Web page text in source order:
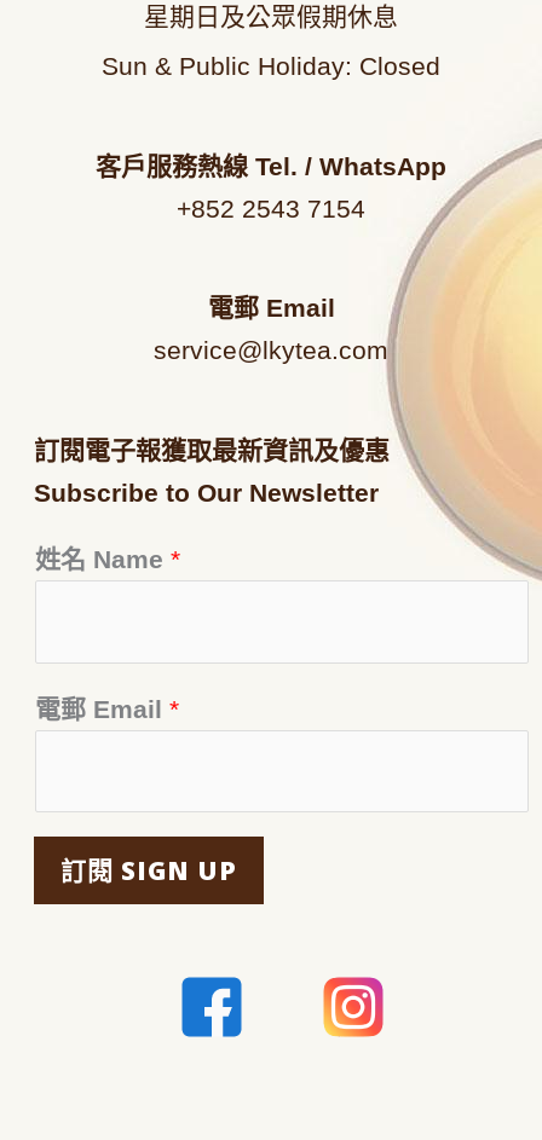
星期日及公眾假期休息
Sun & Public Holiday: Closed
客戶服務熱線 Tel. / WhatsApp
+852 2543 7154
電郵 Email
service@lkytea.com
訂閱電子報獲取最新資訊及優惠
Subscribe to Our Newsletter
姓名 Name *
電郵 Email *
訂閱 SIGN UP